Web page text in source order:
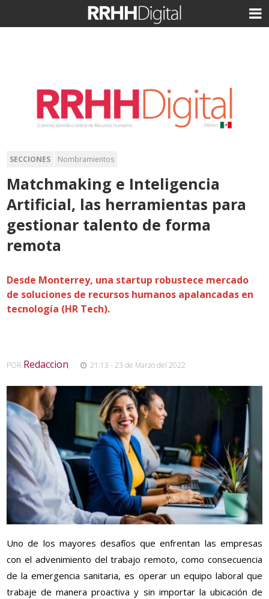
SECCIONES Nombramientos
Matchmaking e Inteligencia
Artificial, las herramientas para
gestionar talento de forma
remota
Desde Monterrey, una startup robustece mercado
de soluciones de recursos humanos apalancadas en
tecnología (HR Tech).
POR Redaccion, 21:13 - 23 de Marzo del 2022
Uno de los mayores desafíos que enfrentan las empresas
con el advenimiento del trabajo remoto, como consecuencia
de la emergencia sanitaria, es operar un equipo laboral que
trabaje de manera proactiva y sin importar la ubicación de